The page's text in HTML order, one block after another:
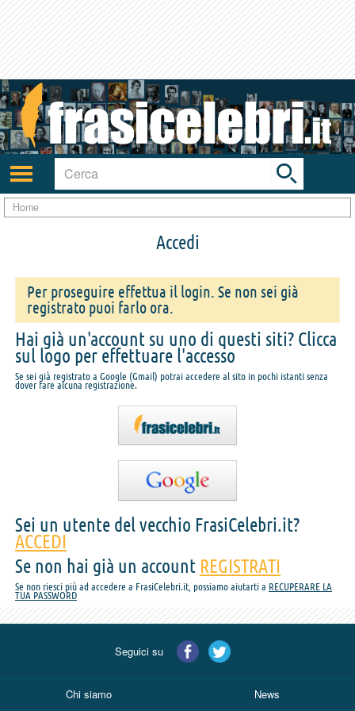
Attiva/disattiva
navigazione
Toggle
search
bar
Home
Accedi
Per proseguire effettua il login. Se non sei già
registrato puoi farlo ora.
Hai già un'account su uno di questi siti? Clicca
sul logo per effettuare l'accesso
Se sei già registrato a Google (Gmail) potrai accedere al sito in pochi istanti senza
dover fare alcuna registrazione.
Sei un utente del vecchio FrasiCelebri.it?
ACCEDI
Se non hai già un account REGISTRATI
Se non riesci più ad accedere a FrasiCelebri.it, possiamo aiutarti a RECUPERARE LA
TUA PASSWORD
Seguici su
Chi siamo News